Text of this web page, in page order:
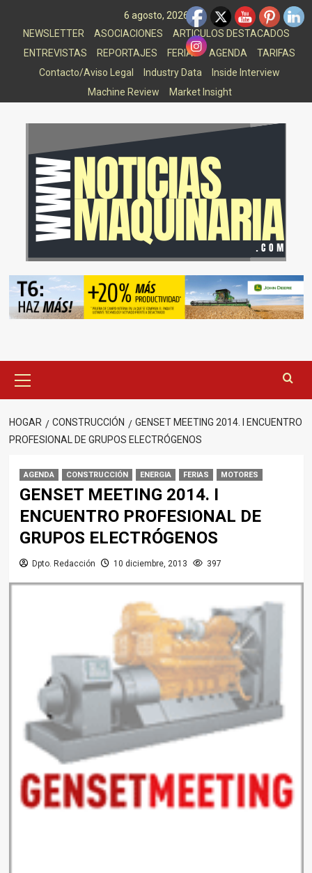
6 agosto, 2026
NEWSLETTER
ASOCIACIONES
ARTICULOS DESTACADOS
ENTREVISTAS
REPORTAJES FERIAS AGENDA
TARIFAS
Contacto/Aviso Legal
Industry Data
Inside Interview
Machine Review
Market Insight
principal
HOGAR CONSTRUCCIÓN
GENSET MEETING 2014. I ENCUENTRO
PROFESIONAL DE GRUPOS ELECTRÓGENOS
AGENDA CONSTRUCCIÓN ENERGIA FERIAS MOTORES
GENSET MEETING 2014. I
ENCUENTRO PROFESIONAL DE
GRUPOS ELECTRÓGENOS
Dpto. Redacción 10 diciembre, 2013 397